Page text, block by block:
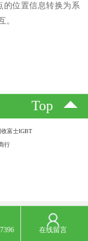
的位置信息转换为系
。
Top
富士IGBT
行
在线留言